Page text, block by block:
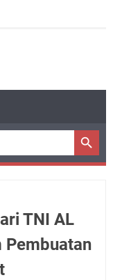
TNI AL
Pembuatan